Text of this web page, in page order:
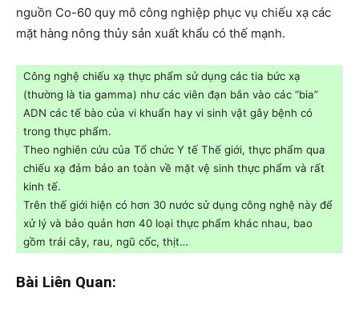
nguồn Co-60 quy mô công nghiệp phục vụ chiếu xạ các
mặt hàng nông thủy sản xuất khẩu có thế mạnh.
Công nghệ chiếu xạ thực phẩm sử dụng các tia bức xạ
(thường là tia gamma) như các viên đạn bắn vào các “bia”
ADN các tế bào của vi khuẩn hay vi sinh vật gây bệnh có
trong thực phẩm.
Theo nghiên cứu của Tổ chức Y tế Thế giới, thực phẩm qua
chiếu xạ đảm bảo an toàn về mặt vệ sinh thực phẩm và rất
kinh tế.
Trên thế giới hiện có hơn 30 nước sử dụng công nghệ này để
xử lý và bảo quản hơn 40 loại thực phẩm khác nhau, bao
gồm trái cây, rau, ngũ cốc, thịt…
Bài Liên Quan: